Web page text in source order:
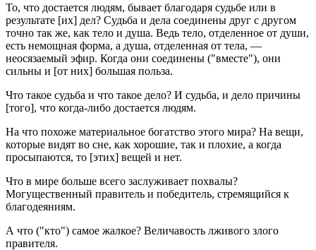
То, что достается людям, бывает благодаря судьбе или в
результате [их] дел? Судьба и дела соединены друг с другом
точно так же, как тело и душа. Ведь тело, отделенное от души,
есть немощная форма, а душа, отделенная от тела, —
неосязаемый эфир. Когда они соединены ("вместе"), они
сильны и [от них] большая польза.
Что такое судьба и что такое дело? И судьба, и дело причины
[того], что когда-либо достается людям.
На что похоже материальное богатство этого мира? На вещи,
которые видят во сне, как хорошие, так и плохие, а когда
просыпаются, то [этих] вещей и нет.
Что в мире больше всего заслуживает похвалы?
Могущественный правитель и победитель, стремящийся к
благодеяниям.
А что ("кто") самое жалкое? Величавость лживого злого
правителя.